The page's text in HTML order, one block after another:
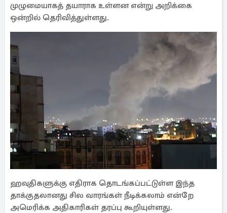
முழுமையாகத் தயாராக உள்ளன என்று அறிக்கை
ஒன்றில் தெரிவித்துள்ளது.
ஹவுதிகளுக்கு எதிராக தொடங்கப்பட்டுள்ள இந்த
தாக்குதலானது சில வாரங்கள் நீடிக்கலாம் என்றே
அமெரிக்க அதிகாரிகள் தரப்பு கூறியுள்ளது.